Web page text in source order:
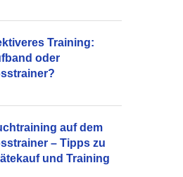
Training:
oder
auf dem
– Tipps zu
und Training